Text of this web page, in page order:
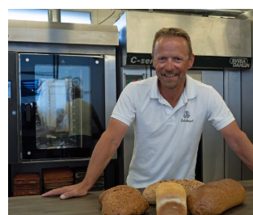
Mestermerket
er
beskyttet
Kontakt
oss
Karriere
13 gode
grunner
Velg
alltid en
mester
MESTER
i
Årsavgift